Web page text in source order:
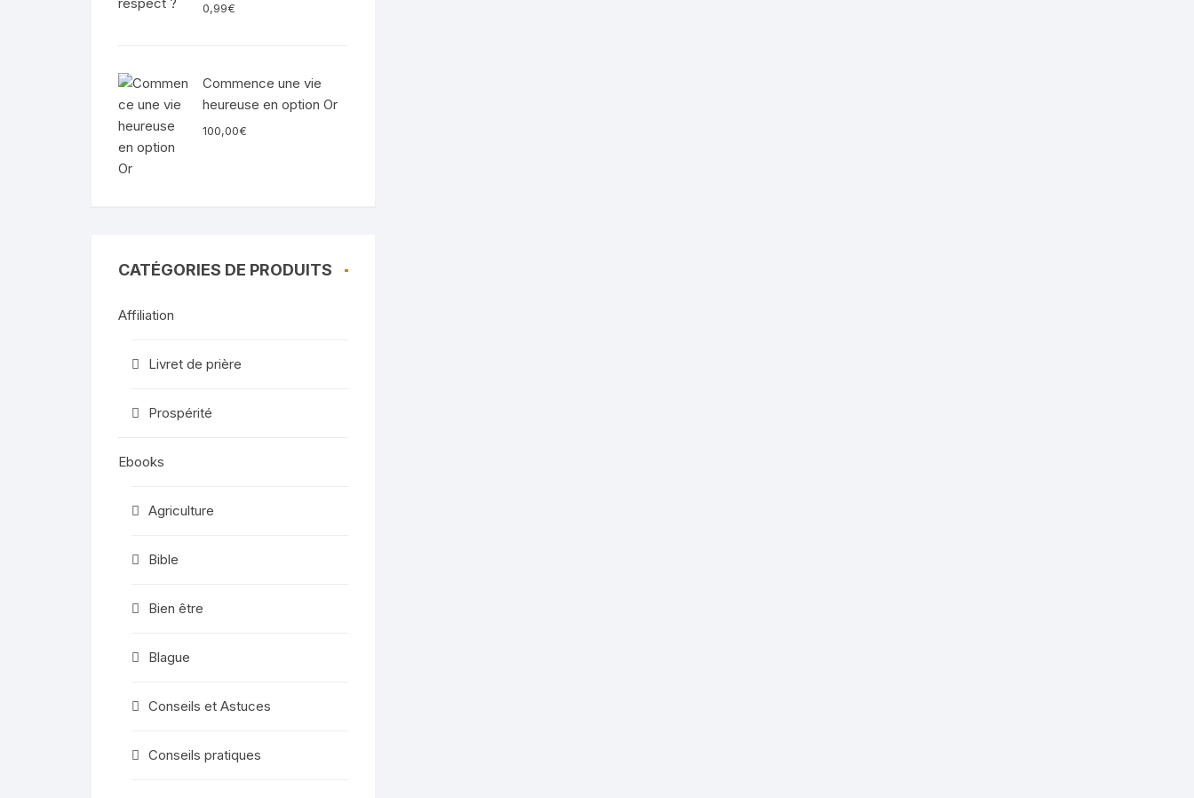
0,99€
Commence une vie
heureuse en option Or
100,00€
CATÉGORIES DE PRODUITS
Affiliation
Livret de prière
Prospérité
Ebooks
Agriculture
Bible
Bien être
Blague
Conseils et Astuces
Conseils pratiques